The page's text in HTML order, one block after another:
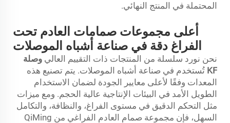
المحتملة في المنتج النهائي.
أعلى مجموعات صمامات العادم تحت
الفراغ دقة في صناعة أشباه الموصلات
نحن نورد سلسلة من المنتجات ذات التقييم العالي وصلة
KF تُستخدم في صناعة أشباه الموصلات. يتم تصنيع هذه
المعدات وفقًا لأعلى معايير الجودة لضمان الاستخدام
الطويل الأمد في البيئات الإنتاجية عالية الحجم. ومع ميزات
مثل التحكم الدقيق في مستوى الفراغ، والنظافة، والتكامل
السهل، فإن مجموعة صمام العادم الفراغي من QiMing